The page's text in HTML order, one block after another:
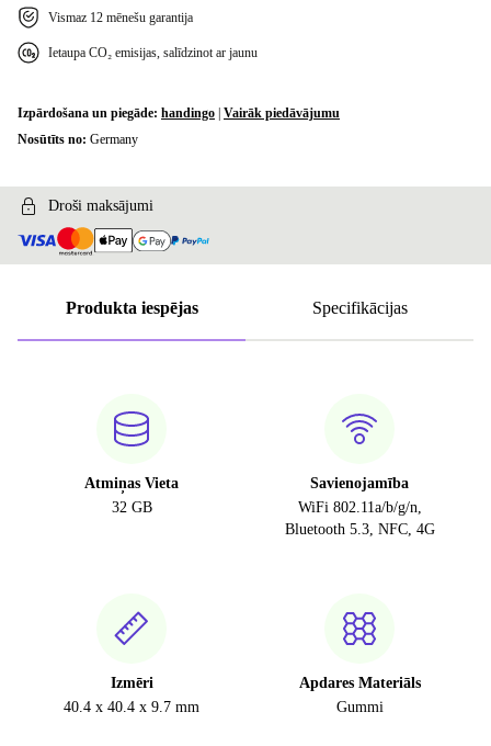
Vismaz 12 mēnešu garantija
Ietaupa CO₂ emisijas, salīdzinot ar jaunu
Izpārdošana un piegāde: handingo Vairāk piedāvājumu
Nosūtīts no: Germany
Droši maksājumi
Produkta iespējas Specifikācijas
Atmiņas Vieta
32 GB
Savienojamība
WiFi 802.11a/b/g/n,
Bluetooth 5.3, NFC, 4G
Izmēri
40.4 x 40.4 x 9.7 mm
Apdares Materiāls
Gummi